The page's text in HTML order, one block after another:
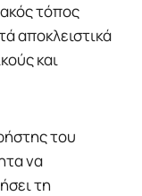
τόπος
αποκλειστικά
και
του
να
τη